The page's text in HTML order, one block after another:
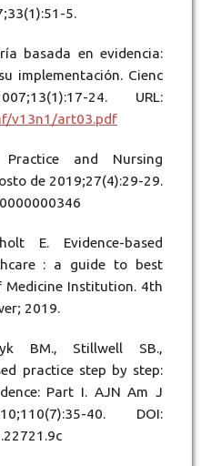
5.
basada en evidencia:
implementación. Cienc
24. URL:
v13n1/art03.pdf
Practice and Nursing
de 2019;27(4):29-29.
E. Evidence-based
: a guide to best
Institution. 4th
2019.
BM., Stillwell SB.,
practice step by step:
Part I. AJN Am J
40. DOI: